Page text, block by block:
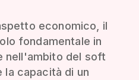
economico, il
fondamentale in
nell'ambito del soft
capacità di un